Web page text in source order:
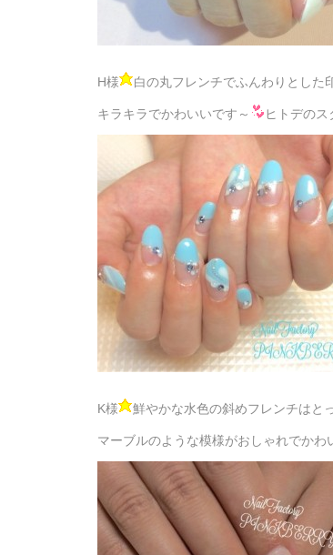
H様 白の丸フレンチでふんわりとした
キラキラでかわいいです～ ヒトデの
K様 鮮やかな水色の斜めフレンチはと
マーブルのような模様がおしゃれでかわ